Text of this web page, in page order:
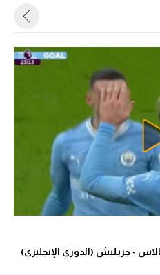
- جريليش (الدوري الإنجليزي)